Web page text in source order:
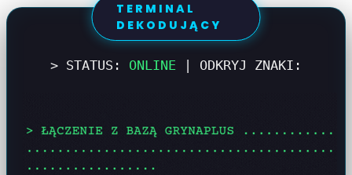
TERMINAL
DEKODUJĄCY
> STATUS: ONLINE | ODKRYJ ZNAKI: